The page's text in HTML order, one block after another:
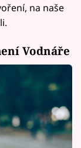
na naše
Vodnáře